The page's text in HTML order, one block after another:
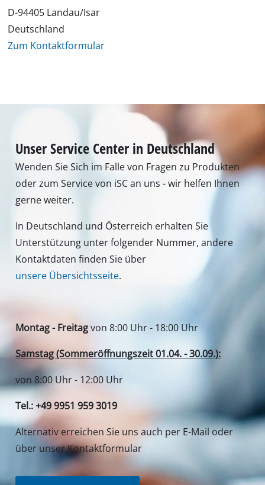
D-94405 Landau/Isar
Deutschland
Zum Kontaktformular
Unser Service Center in Deutschland
Wenden Sie Sich im Falle von Fragen zu Produkten
oder zum Service von iSC an uns - wir helfen Ihnen
gerne weiter.
In Deutschland und Österreich erhalten Sie
Unterstützung unter folgender Nummer, andere
Kontaktdaten finden Sie über
unsere Übersichtsseite.
Montag - Freitagvon 8:00 Uhr - 18:00 Uhr
Samstag (Sommeröffnungszeit 01.04. - 30.09.):
von 8:00 Uhr - 12:00 Uhr
Tel.: +49 9951 959 3019
Alternativ erreichen Sie uns auch per E-Mail oder
über unser Kontaktformular